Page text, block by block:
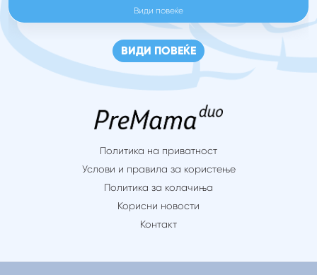
Прееклампсијата се манифестира со покачување на
крвниот притисок за време на бременоста или
непосредно после породувањето, кај трудници кои
имале нормален крвен притисок пред бременоста,
придружено со зголемено ниво на белковини во
урината. Поретко, […]
Види повеќе
ВИДИ ПОВЕЌЕ
Политика на приватност
Услови и правила за користење
Политика за колачиња
Корисни новости
Контакт